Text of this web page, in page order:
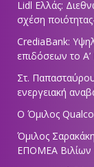
Lidl Ελλάς:
σχέση
CrediaBank:
επιδόσεων το
Στ.
ενεργειακή
Ο Όμιλος
Όμιλος
ΕΠΟΜΕΑ Βιλίων